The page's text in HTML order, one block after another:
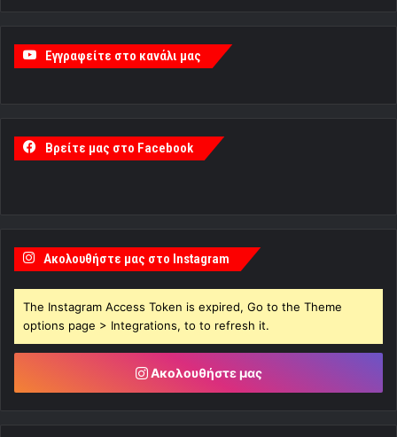
Εγγραφείτε στο κανάλι μας
Βρείτε μας στο Facebook
Ακολουθήστε μας στο Instagram
The Instagram Access Token is expired, Go to the Theme
options page > Integrations, to to refresh it.
Ακολουθήστε μας